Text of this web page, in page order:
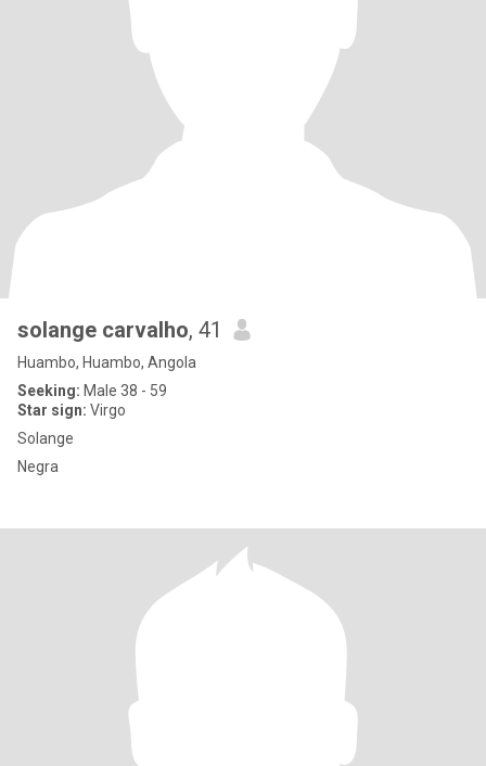
solange carvalho, 41
Huambo, Huambo, Angola
Seeking: Male 38 - 59
Star sign: Virgo
Solange
Negra